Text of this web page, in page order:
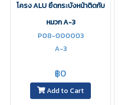
โครง ALU ยึดกระบังหน้าติดกับ
หมวก A-3
P08-000003
A-3
฿0
Add to Cart